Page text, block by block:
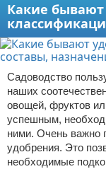
Какие
Садоводство
наших
овощей, фруктов
успешным,
ними. Очень важно
удобрения. Это
необходимые